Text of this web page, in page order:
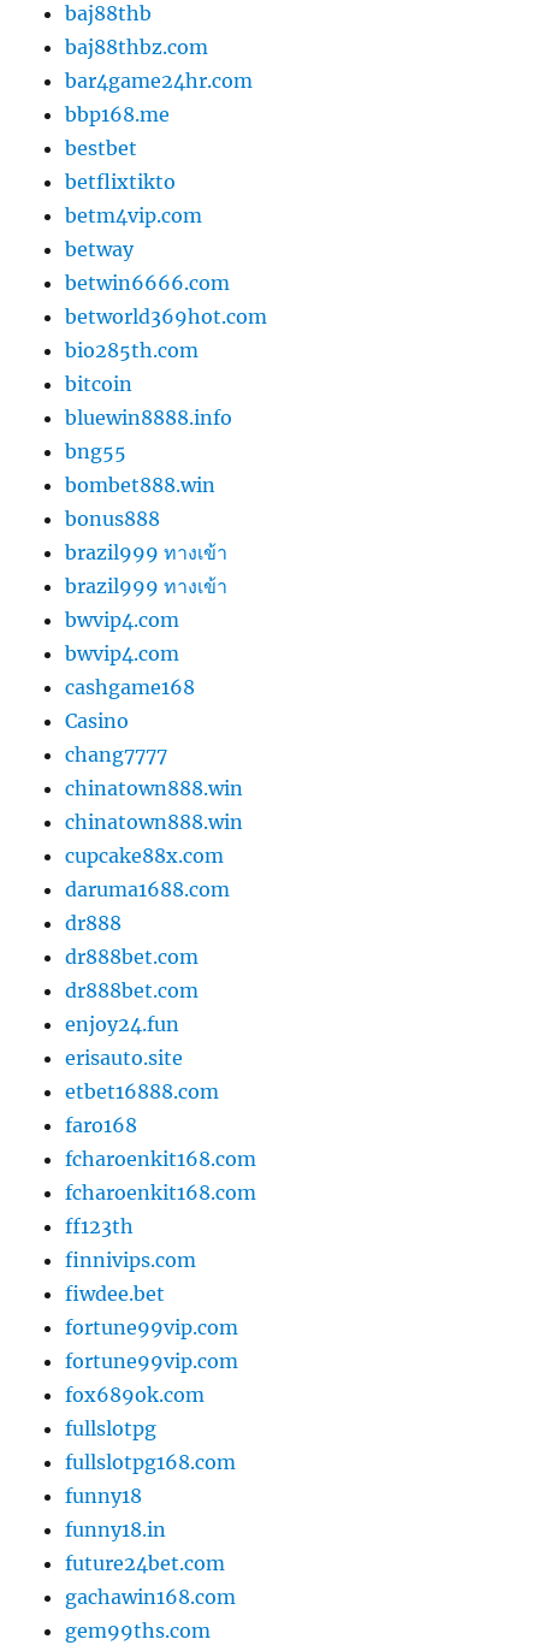
baj88thb
baj88thbz.com
bar4game24hr.com
bbp168.me
bestbet
betflixtikto
betm4vip.com
betway
betwin6666.com
betworld369hot.com
bio285th.com
bitcoin
bluewin8888.info
bng55
bombet888.win
bonus888
brazil999 ทางเข้า
brazil999 ทางเข้า
bwvip4.com
bwvip4.com
cashgame168
Casino
chang7777
chinatown888.win
chinatown888.win
cupcake88x.com
daruma1688.com
dr888
dr888bet.com
dr888bet.com
enjoy24.fun
erisauto.site
etbet16888.com
faro168
fcharoenkit168.com
fcharoenkit168.com
ff123th
finnivips.com
fiwdee.bet
fortune99vip.com
fortune99vip.com
fox689ok.com
fullslotpg
fullslotpg168.com
funny18
funny18.in
future24bet.com
gachawin168.com
gem99ths.com